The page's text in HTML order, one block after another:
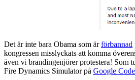
Det är inte bara Obama som ärförbannad
kongressen misslyckats att komma
även vi brandingenjörer protestera! Som
Fire Dynamics Simulator på Google Code